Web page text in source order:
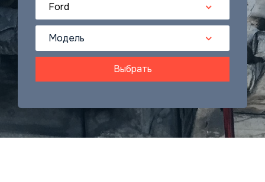
Ford
Модель
Выбрать